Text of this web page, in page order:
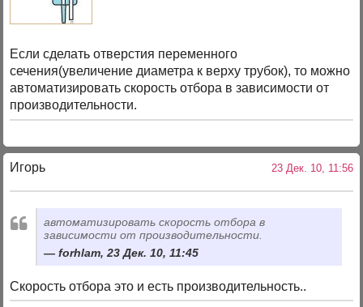
Если сделать отверстия переменного
сечения(увеличение диаметра к верху трубок), то можно
автоматизировать скорость отбора в зависимости от
производительности.
Игорь 23 Дек. 10, 11:56
автоматизировать скорость отбора в
зависимости от производительности.
forhlam, 23 Дек. 10, 11:45
Скорость отбора это и есть производительность..